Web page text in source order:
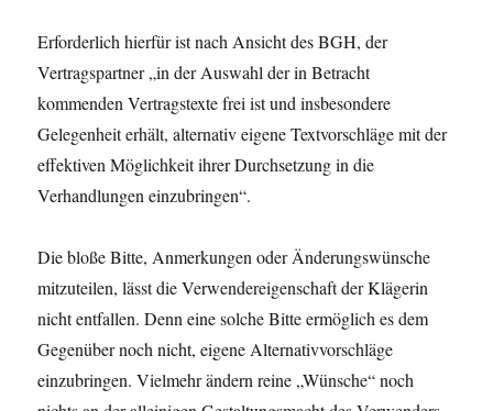
Erforderlich hierfür ist nach Ansicht des BGH, der
Vertragspartner „in der Auswahl der in Betracht
kommenden Vertragstexte frei ist und insbesondere
Gelegenheit erhält, alternativ eigene Textvorschläge mit der
effektiven Möglichkeit ihrer Durchsetzung in die
Verhandlungen einzubringen“.
Die bloße Bitte, Anmerkungen oder Änderungswünsche
mitzuteilen, lässt die Verwendereigenschaft der Klägerin
nicht entfallen. Denn eine solche Bitte ermöglich es dem
Gegenüber noch nicht, eigene Alternativvorschläge
einzubringen. Vielmehr ändern reine „Wünsche“ noch